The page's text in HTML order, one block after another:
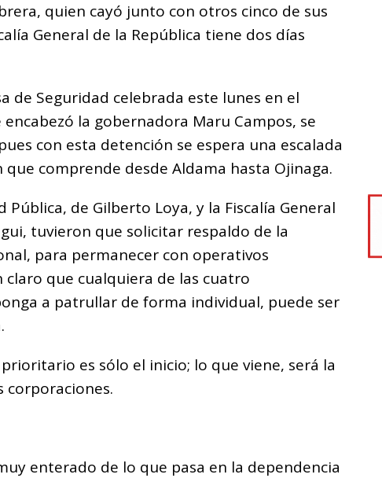
quien cayó junto con otros cinco de sus
General de la República tiene dos días
de Seguridad celebrada este lunes en el
la gobernadora Maru Campos, se
con esta detención se espera una escalada
comprende desde Aldama hasta Ojinaga.
Pública, de Gilberto Loya, y la Fiscalía General
tuvieron que solicitar respaldo de la
para permanecer con operativos
que cualquiera de las cuatro
a patrullar de forma individual, puede ser
es sólo el inicio; lo que viene, será la
corporaciones.
enterado de lo que pasa en la dependencia